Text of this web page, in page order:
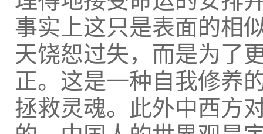
事实上这只是表面的相
天饶恕过失，而是为了
正。这是一种自我修养
拯救灵魂。此外中西方